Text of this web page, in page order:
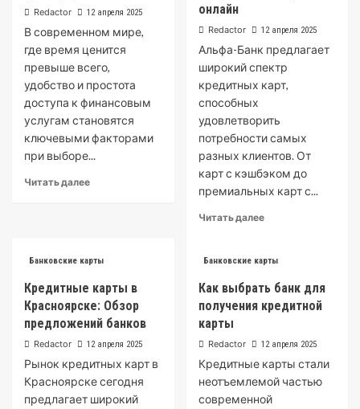
Redactor 12 апреля 2025
В современном мире,
где время ценится
превыше всего,
удобство и простота
доступа к финансовым
услугам становятся
ключевыми факторами
при выборе...
Читать далееRead
для
карты:
удобство
онлайн
Redactor 12 апреля 2025
Альфа-Банк предлагает
широкий спектр
кредитных карт,
способных
удовлетворить
потребности самых
разных клиентов. От
карт с кэшбэком до
премиальных карт с...
Читать далееRead
Кредитные
Альфа-
Банка:
оформить
заявку
онлайн
Банковские карты
Кредитные карты в
Красноярске: Обзор
предложений банков
Redactor 12 апреля 2025
Рынок кредитных карт в
Красноярске сегодня
предлагает широкий
Банковские карты
Как выбрать банк для
получения кредитной
карты
Redactor 12 апреля 2025
Кредитные карты стали
неотъемлемой частью
современной